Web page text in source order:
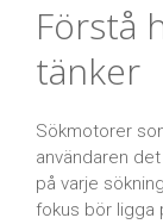
Förstå
tänker
Sökmotorer
användaren
på varje
fokus bör ligga